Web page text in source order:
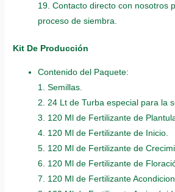
19. Contacto directo con nosotros
proceso de siembra.
Kit De Producción
Contenido del Paquete:
1. Semillas.
2. 24 Lt de Turba especial para la
3. 120 Ml de Fertilizante de
4. 120 Ml de Fertilizante de Inicio.
5. 120 Ml de Fertilizante de
6. 120 Ml de Fertilizante de
7. 120 Ml de Fertilizante